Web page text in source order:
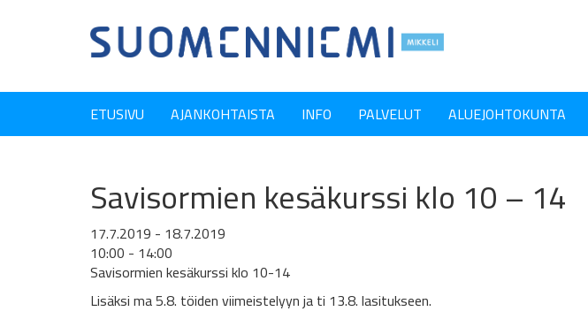
ETUSIVU AJANKOHTAISTA INFO PALVELUT ALUEJOHTOKUNTA
Savisormien kesäkurssi klo 10 – 14
17.7.2019 - 18.7.2019
10:00 - 14:00
Savisormien kesäkurssi klo 10-14
Lisäksi ma 5.8. töiden viimeistelyyn ja ti 13.8. lasitukseen.